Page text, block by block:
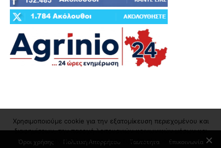
Όροι χρήσης Πολιτική Απορρήτου Ταυτότητα Επικοινωνία
Χρησιμοποιούμε cookie για την εξατομίκευση περιεχομένου και
διαφημίσεων, την παροχή λειτουργιών κοινωνικών μέσων και
την ανάλυση της επισκεψιμότητάς μας